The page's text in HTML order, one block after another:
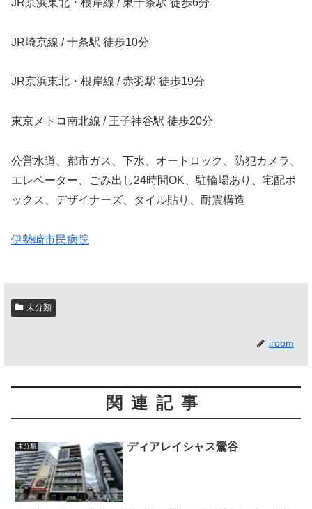
JR埼京線 / 十条駅 徒歩10分
JR京浜東北・根岸線 / 赤羽駅 徒歩19分
東京メトロ南北線 / 王子神谷駅 徒歩20分
公営水道、都市ガス、下水、オートロック、防犯カメラ、
エレベーター、ごみ出し24時間OK、駐輪場あり、宅配ボ
ックス、デザイナーズ、タイル貼り、耐震構造
伊勢崎市民病院
未分類
iroom
関連記事
未分類 ディアレイシャス鶯谷